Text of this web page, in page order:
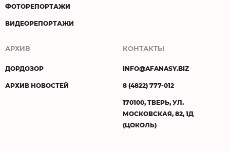
ФОТОРЕПОРТАЖИ
ВИДЕОРЕПОРТАЖИ
АРХИВ
ДОРДОЗОР
АРХИВ НОВОСТЕЙ
КОНТАКТЫ
INFO@AFANASY.BIZ
8 (4822) 777-012
170100, ТВЕРЬ, УЛ.
МОСКОВСКАЯ, 82, 1Д
(ЦОКОЛЬ)